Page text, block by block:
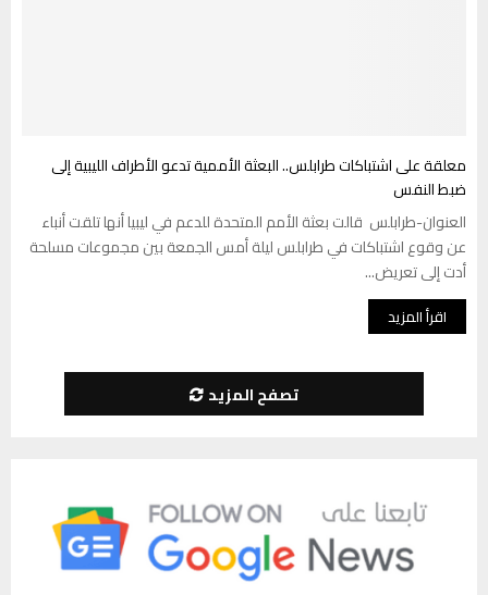
معلقة على اشتباكات طرابلس.. البعثة الأممية تدعو الأطراف الليبية إلى
ضبط النفس
العنوان-طرابلس قالت بعثة الأمم المتحدة للدعم في ليبيا أنها تلقت أنباء
عن وقوع اشتباكات في طرابلس ليلة أمس الجمعة بين مجموعات مسلحة
أدت إلى تعريض...
اقرأ المزيد
تصفح المزيد